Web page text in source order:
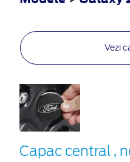
Vezi
Capac central ,